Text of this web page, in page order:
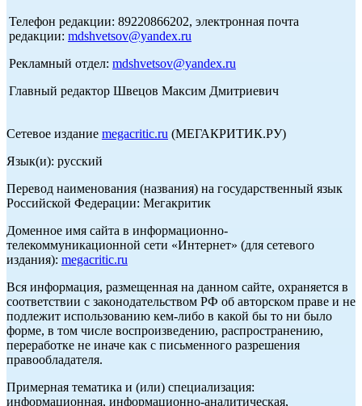
Телефон редакции: 89220866202, электронная почта
редакции: mdshvetsov@yandex.ru
Рекламный отдел: mdshvetsov@yandex.ru
Главный редактор Швецов Максим Дмитриевич
Сетевое издание megacritic.ru (МЕГАКРИТИК.РУ)
Язык(и): русский
Перевод наименования (названия) на государственный язык
Российской Федерации: Мегакритик
Доменное имя сайта в информационно-
телекоммуникационной сети «Интернет» (для сетевого
издания): megacritic.ru
Вся информация, размещенная на данном сайте, охраняется в
соответствии с законодательством РФ об авторском праве и не
подлежит использованию кем-либо в какой бы то ни было
форме, в том числе воспроизведению, распространению,
переработке не иначе как с письменного разрешения
правообладателя.
Примерная тематика и (или) специализация:
информационная, информационно-аналитическая,